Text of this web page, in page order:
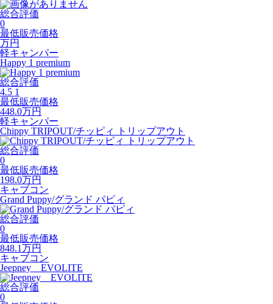
総合評価
0
最低販売価格
万円
軽キャンパー
Happy 1 premium
総合評価
4.5 1
最低販売価格
448.0万円
軽キャンパー
Chippy TRIPOUT/チッピィ トリップアウト
総合評価
0
最低販売価格
198.0万円
キャブコン
Grand Puppy/グランド パピィ
総合評価
0
最低販売価格
848.1万円
キャブコン
Jeepney EVOLITE
総合評価
0